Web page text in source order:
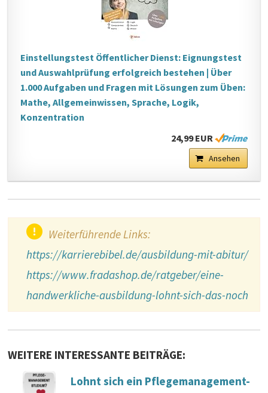
Einstellungstest Öffentlicher Dienst: Eignungstest
und Auswahlprüfung erfolgreich bestehen | Über
1.000 Aufgaben und Fragen mit Lösungen zum Üben:
Mathe, Allgemeinwissen, Sprache, Logik,
Konzentration
24,99 EUR
Ansehen
Weiterführende Links:
https://karrierebibel.de/ausbildung-mit-abitur/
https://www.fradashop.de/ratgeber/eine-
handwerkliche-ausbildung-lohnt-sich-das-noch
WEITERE INTERESSANTE BEITRÄGE:
Lohnt sich ein Pflegemanagement-